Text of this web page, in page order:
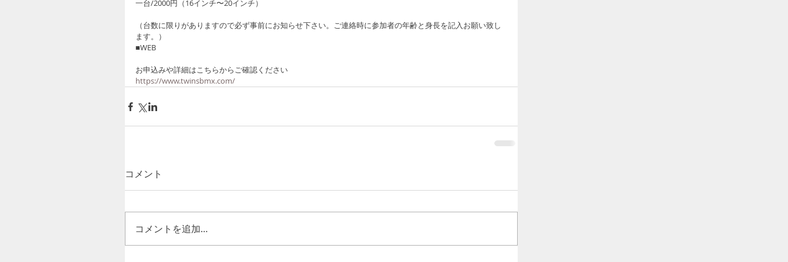
一台/2000円（16インチ〜20インチ）
（台数に限りがありますので必ず事前にお知らせ下さい。ご連絡時に参加者の年齢と身長を記入お願い致し
ます。）
■WEB
お申込みや詳細はこちらからご確認ください
https://www.twinsbmx.com/
コメント
コメントを追加…